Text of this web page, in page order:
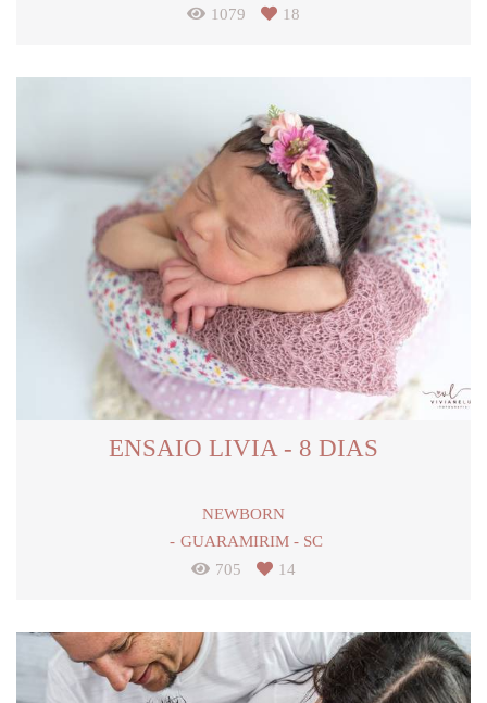
1079 18
ENSAIO LIVIA - 8 DIAS
NEWBORN
GUARAMIRIM - SC
705
14